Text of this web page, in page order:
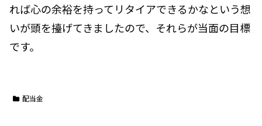
れば心の余裕を持ってリタイアできるかなという想
いが頭を擡げてきましたので、それらが当面の目標
です。
配当金